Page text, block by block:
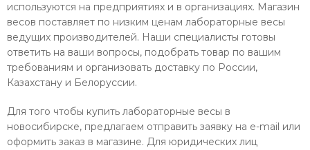
используются на предприятиях и в организациях. Магазин
весов поставляет по низким ценам лабораторные весы
ведущих производителей. Наши специалисты готовы
ответить на ваши вопросы, подобрать товар по вашим
требованиям и организовать доставку по России,
Казахстану и Белоруссии.
Для того чтобы купить лабораторные весы в
новосибирске, предлагаем отправить заявку на e-mail или
оформить заказ в магазине. Для юридических лиц